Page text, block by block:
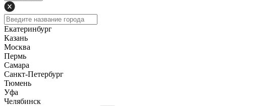
Екатеринбург
Казань
Москва
Пермь
Самара
Санкт-Петербург
Тюмень
Уфа
Челябинск